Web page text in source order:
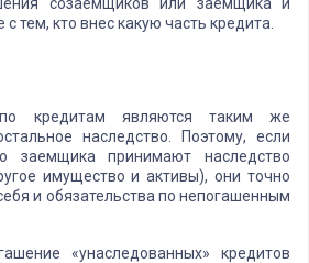
тем, кто внес какую часть кредита.
кредитам являются таким же
наследство. Поэтому, если
заемщика принимают наследство
имущество и активы), они точно
и обязательства по непогашенным
«унаследованных» кредитов